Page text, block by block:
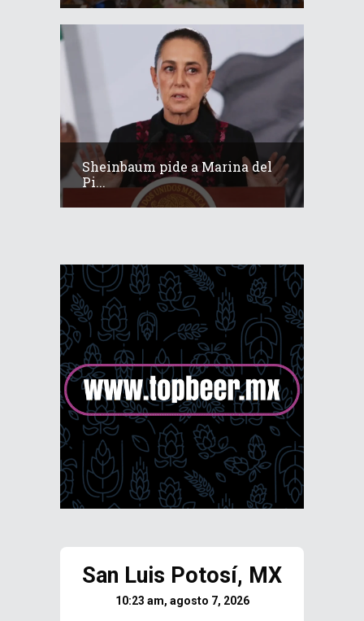
Sheinbaum pide a Marina del
Pi...
San Luis Potosí, MX
10:23 am, agosto 7, 2026